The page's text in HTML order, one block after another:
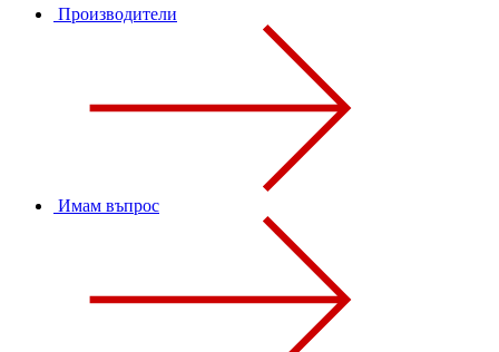
Производители
Имам въпрос